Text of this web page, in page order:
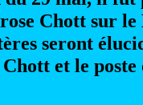
Chott sur
seront
et le poste